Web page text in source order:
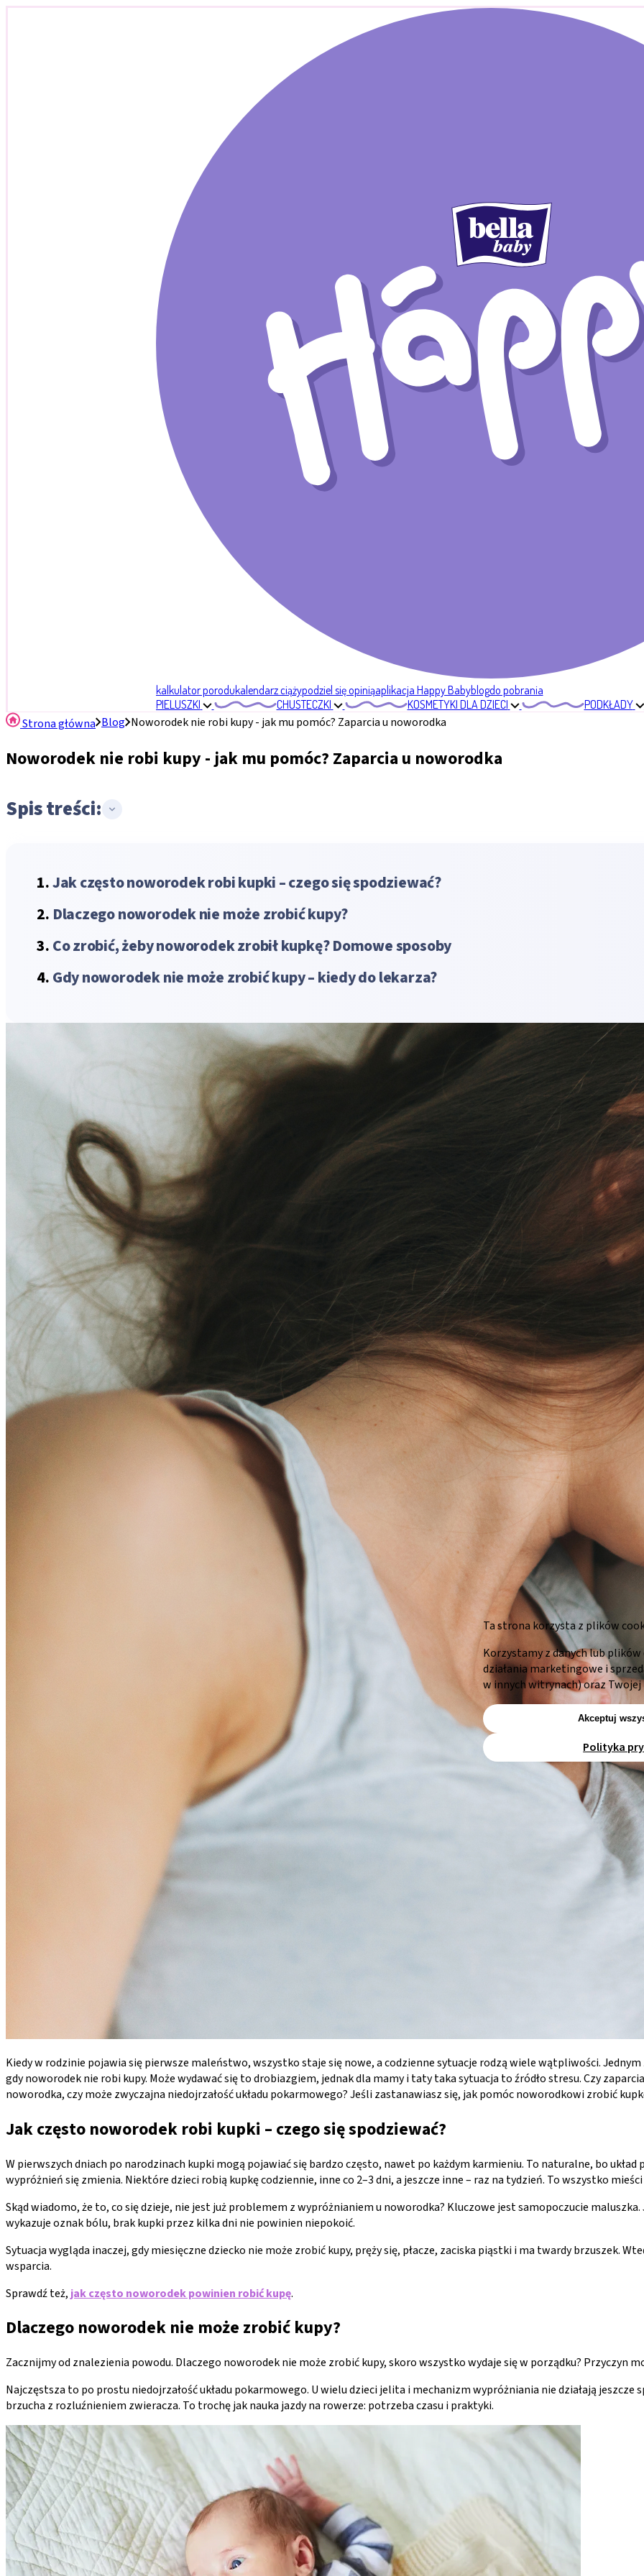
kalkulator porodukalendarz ciążypodziel się opiniąaplikacja Happy Babyblogdo pobrania
PIELUSZKI
CHUSTECZKI KOSMETYKI DLA DZIECI PODKŁADY
Strona główna Blog Noworodek nie robi kupy - jak mu pomóc? Zaparcia u noworodka
Noworodek nie robi kupy - jak mu pomóc? Zaparcia u noworodka
Spis treści:
Jak często noworodek robi kupki – czego się spodziewać?
Dlaczego noworodek nie może zrobić kupy?
Co zrobić, żeby noworodek zrobił kupkę? Domowe sposoby
Gdy noworodek nie może zrobić kupy – kiedy do lekarza?
Kiedy w rodzinie pojawia się pierwsze maleństwo, wszystko staje się nowe, a codzienne sytuacje rodzą wiele wątpliwości.
gdy noworodek nie robi kupy. Może wydawać się to drobiazgiem, jednak dla mamy i taty taka sytuacja to źródło stresu. Czy
noworodka, czy może zwyczajna niedojrzałość układu pokarmowego? Jeśli zastanawiasz się, jak pomóc noworodkowi zrobić
Jak często noworodek robi kupki – czego się spodziewać?
W pierwszych dniach po narodzinach kupki mogą pojawiać się bardzo często, nawet po każdym karmieniu. To naturalne, bo
wypróżnień się zmienia. Niektóre dzieci robią kupkę codziennie, inne co 2–3 dni, a jeszcze inne – raz na tydzień. To wszystko
Skąd wiadomo, że to, co się dzieje, nie jest już problemem z wypróżnianiem u noworodka? Kluczowe jest samopoczucie
wykazuje oznak bólu, brak kupki przez kilka dni nie powinien niepokoić.
Sytuacja wygląda inaczej, gdy miesięczne dziecko nie może zrobić kupy, pręży się, płacze, zaciska piąstki i ma twardy brzuszek.
wsparcia.
Sprawdź też, jak często noworodek powinien robić kupę.
Dlaczego noworodek nie może zrobić kupy?
Zacznijmy od znalezienia powodu. Dlaczego noworodek nie może zrobić kupy, skoro wszystko wydaje się w porządku? Przyczyn
Najczęstsza to po prostu niedojrzałość układu pokarmowego. U wielu dzieci jelita i mechanizm wypróżniania nie działają
brzucha z rozluźnieniem zwieracza. To trochę jak nauka jazdy na rowerze: potrzeba czasu i praktyki.
Ta strona korzysta z plików
Korzystamy z danych lub
działania marketingowe i
w innych witrynach) oraz
Akceptuj
Polityka